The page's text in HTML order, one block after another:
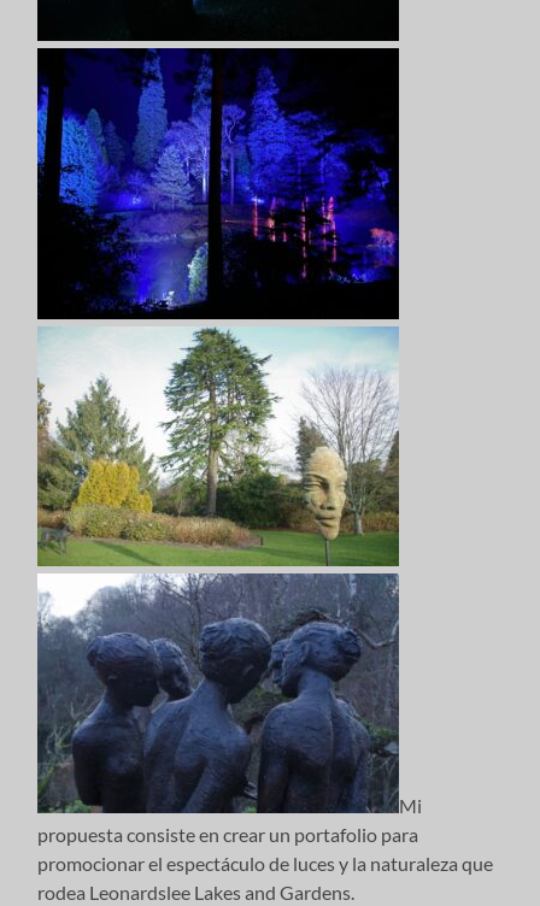
Mi
propuesta consiste en crear un portafolio para
promocionar el espectáculo de luces y la naturaleza que
rodea Leonardslee Lakes and Gardens.